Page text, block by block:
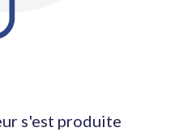
s'est produite